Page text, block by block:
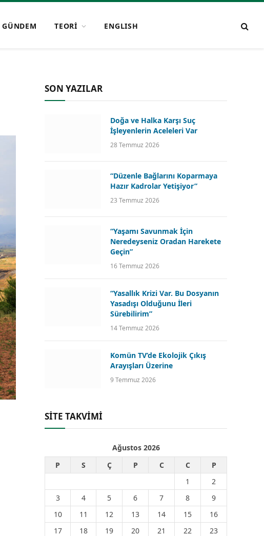
GÜNDEM TEORİ ENGLISH
SON YAZILAR
Doğa ve Halka Karşı Suç
İşleyenlerin Aceleleri Var
28 Temmuz 2026
“Düzenle Bağlarını Koparmaya
Hazır Kadrolar Yetişiyor”
23 Temmuz 2026
“Yaşamı Savunmak İçin
Neredeyseniz Oradan Harekete
Geçin”
16 Temmuz 2026
“Yasallık Krizi Var. Bu Dosyanın
Yasadışı Olduğunu İleri
Sürebilirim”
14 Temmuz 2026
Komün TV’de Ekolojik Çıkış
Arayışları Üzerine
9 Temmuz 2026
SİTE TAKVİMİ
Ağustos 2026
P
S Ç P C C
P
1
2
3
4 5 6 7 8
9
10
11 12 13 14 15
16
17
18 19 20 21 22
23